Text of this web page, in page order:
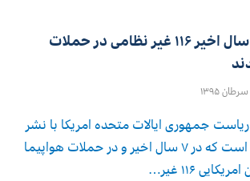
کاخ سفید: در ۷ سال اخیر ۱۱۶ غیر نظامی در حملات
جمهوری ایالات متحده امریکا با نشر
گزارشی اعلام کرده است که در ۷ سال اخیر و در حملات هواپیما
۱۱۶ غیر…